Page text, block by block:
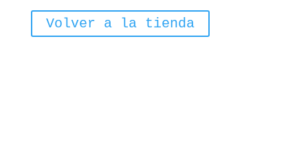
Volver a la tienda